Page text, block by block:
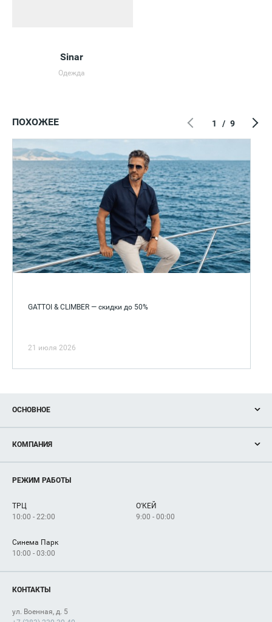
Sinar
Одежда
ПОХОЖЕЕ
GATTOI & CLIMBER — скидки до 50%
21 июля 2026
1 / 9
ОСНОВНОЕ
Новости
Магазины
Услуги
КОМПАНИЯ
Рекламодателям
Как добраться
РЕЖИМ РАБОТЫ
ТРЦ
10:00 - 22:00
О'КЕЙ
9:00 - 00:00
Синема Парк
10:00 - 03:00
КОНТАКТЫ
ул. Военная, д. 5